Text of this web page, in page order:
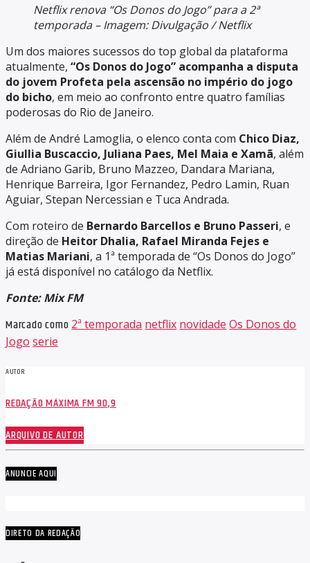
Netflix renova “Os Donos do Jogo” para a 2ª
temporada – Imagem: Divulgação / Netflix
Um dos maiores sucessos do top global da plataforma
atualmente, “Os Donos do Jogo” acompanha a disputa
do jovem Profeta pela ascensão no império do jogo
do bicho, em meio ao confronto entre quatro famílias
poderosas do Rio de Janeiro.
Além de André Lamoglia, o elenco conta com Chico Diaz,
Giullia Buscaccio, Juliana Paes, Mel Maia e Xamã, além
de Adriano Garib, Bruno Mazzeo, Dandara Mariana,
Henrique Barreira, Igor Fernandez, Pedro Lamin, Ruan
Aguiar, Stepan Nercessian e Tuca Andrada.
Com roteiro de Bernardo Barcellos e Bruno Passeri, e
direção de Heitor Dhalia, Rafael Miranda Fejes e
Matias Mariani, a 1ª temporada de “Os Donos do Jogo”
já está disponível no catálogo da Netflix.
Fonte: Mix FM
Marcado como2ª temporada netflix novidade Os Donos do
Jogo serie
AUTOR
REDAÇÃO MÁXIMA FM 90,9
ARQUIVO DE AUTOR
ANUNCIE AQUI
DIRETO DA REDAÇÃO